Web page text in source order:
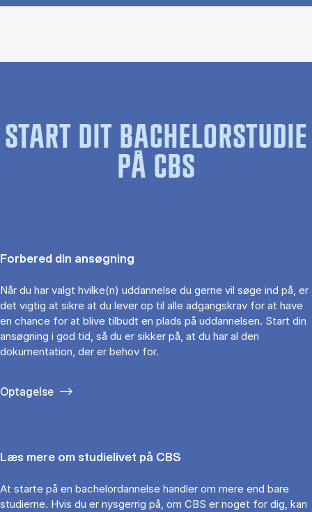
START DIT BACHELORSTUDIE
PÅ CBS
Forbered din ansøgning
Når du har valgt hvilke(n) uddannelse du gerne vil søge ind på, er
det vigtig at sikre at du lever op til alle adgangskrav for at have
en chance for at blive tilbudt en plads på uddannelsen. Start din
ansøgning i god tid, så du er sikker på, at du har al den
dokumentation, der er behov for.
Optagelse
Læs mere om studielivet på CBS
At starte på en bachelordannelse handler om mere end bare
studierne. Hvis du er nysgerrig på, om CBS er noget for dig, kan